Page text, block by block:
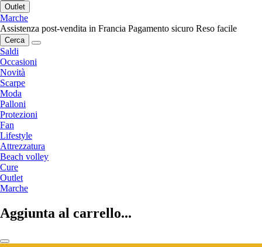
Outlet
Marche
Assistenza post-vendita in Francia Pagamento sicuro Reso facile
Cerca
Saldi
Occasioni
Novità
Scarpe
Moda
Palloni
Protezioni
Fan
Lifestyle
Attrezzatura
Beach volley
Cure
Outlet
Marche
Aggiunta al carrello...